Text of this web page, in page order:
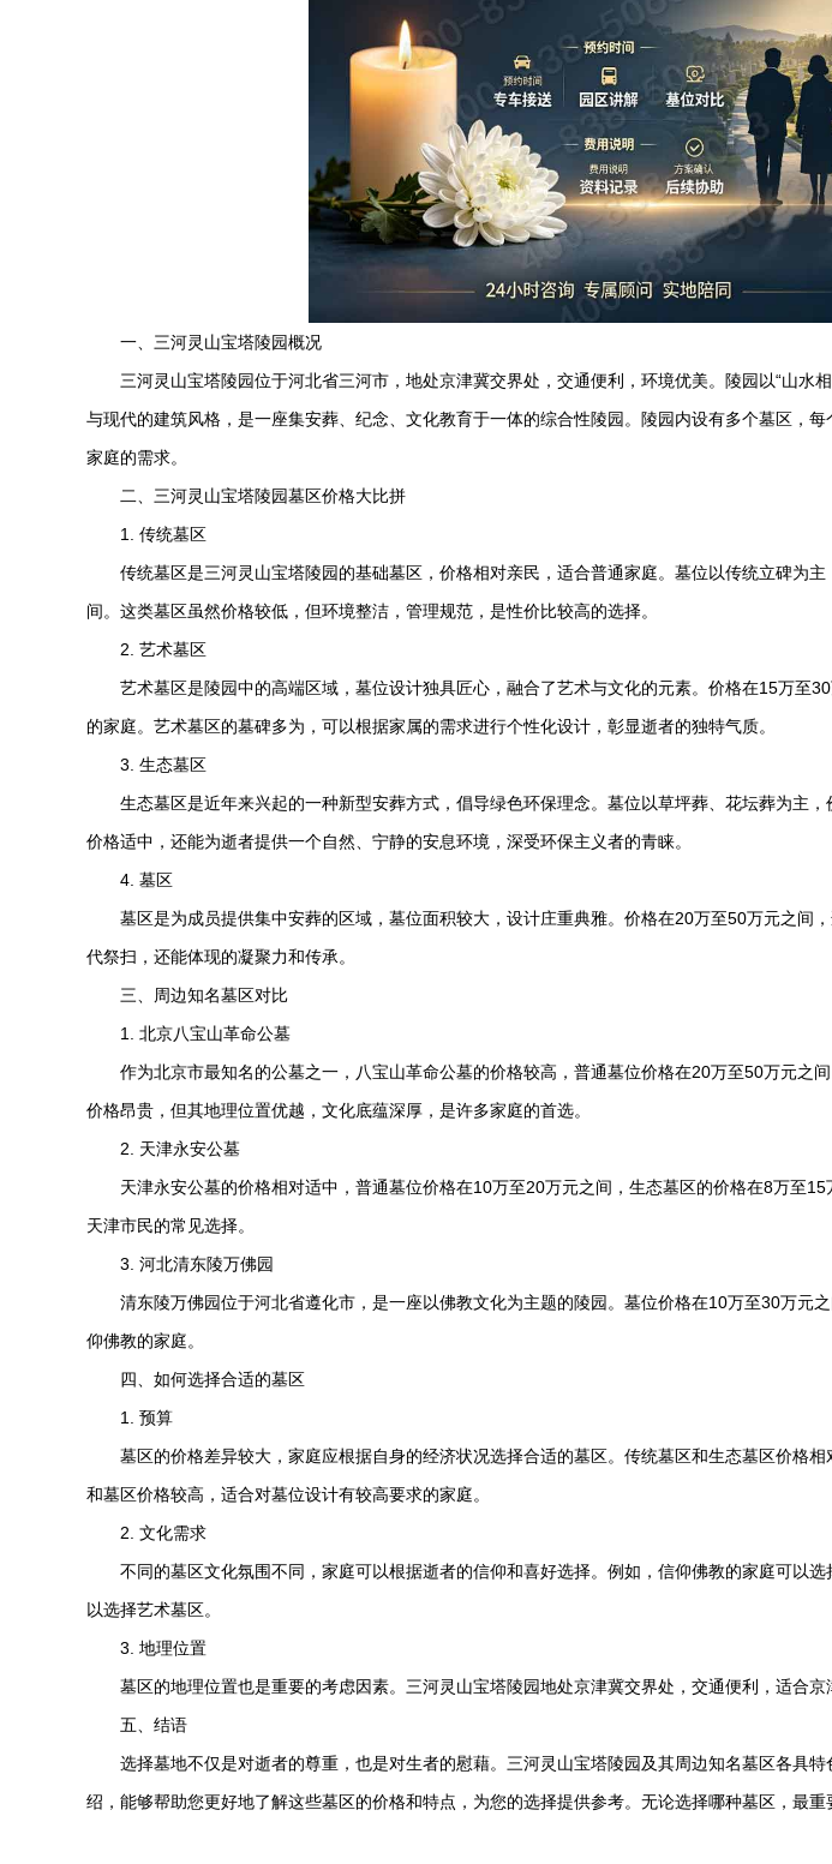
一、三河灵山宝塔陵园概况
三河灵山宝塔陵园位于河北省三河市，地处京津冀交界处，交通便利，环境优美。陵园以“山水
与现代的建筑风格，是一座集安葬、纪念、文化教育于一体的综合性陵园。陵园内设有多个墓区，
家庭的需求。
二、三河灵山宝塔陵园墓区价格大比拼
1. 传统墓区
传统墓区是三河灵山宝塔陵园的基础墓区，价格相对亲民，适合普通家庭。墓位以传统立碑为
间。这类墓区虽然价格较低，但环境整洁，管理规范，是性价比较高的选择。
2. 艺术墓区
艺术墓区是陵园中的高端区域，墓位设计独具匠心，融合了艺术与文化的元素。价格在15万至
的家庭。艺术墓区的墓碑多为，可以根据家属的需求进行个性化设计，彰显逝者的独特气质。
3. 生态墓区
生态墓区是近年来兴起的一种新型安葬方式，倡导绿色环保理念。墓位以草坪葬、花坛葬为主
价格适中，还能为逝者提供一个自然、宁静的安息环境，深受环保主义者的青睐。
4. 墓区
墓区是为成员提供集中安葬的区域，墓位面积较大，设计庄重典雅。价格在20万至50万元之间
代祭扫，还能体现的凝聚力和传承。
三、周边知名墓区对比
1. 北京八宝山革命公墓
作为北京市最知名的公墓之一，八宝山革命公墓的价格较高，普通墓位价格在20万至50万元之
价格昂贵，但其地理位置优越，文化底蕴深厚，是许多家庭的首选。
2. 天津永安公墓
天津永安公墓的价格相对适中，普通墓位价格在10万至20万元之间，生态墓区的价格在8万至
天津市民的常见选择。
3. 河北清东陵万佛园
清东陵万佛园位于河北省遵化市，是一座以佛教文化为主题的陵园。墓位价格在10万至30万元
仰佛教的家庭。
四、如何选择合适的墓区
1. 预算
墓区的价格差异较大，家庭应根据自身的经济状况选择合适的墓区。传统墓区和生态墓区价格
和墓区价格较高，适合对墓位设计有较高要求的家庭。
2. 文化需求
不同的墓区文化氛围不同，家庭可以根据逝者的信仰和喜好选择。例如，信仰佛教的家庭可以选
以选择艺术墓区。
3. 地理位置
墓区的地理位置也是重要的考虑因素。三河灵山宝塔陵园地处京津冀交界处，交通便利，适合京
五、结语
选择墓地不仅是对逝者的尊重，也是对生者的慰藉。三河灵山宝塔陵园及其周边知名墓区各具
绍，能够帮助您更好地了解这些墓区的价格和特点，为您的选择提供参考。无论选择哪种墓区，最重